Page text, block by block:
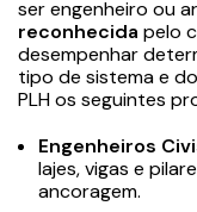
ser engenheiro ou
reconhecida pelo
desempenhar
tipo de sistema e
PLH os seguintes
Engenheiros
lajes, vigas e
ancoragem.